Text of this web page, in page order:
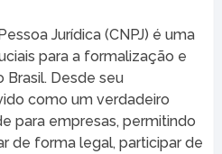
Jurídica (CNPJ) é uma
para a formalização e
Desde seu
como um verdadeiro
para empresas, permitindo
de forma legal, participar de